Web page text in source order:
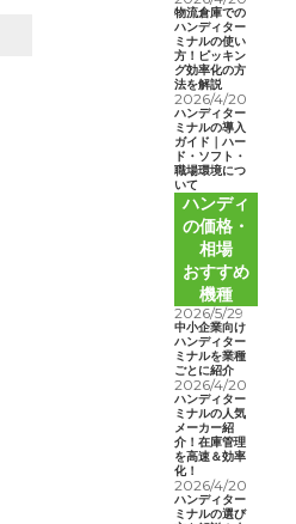
物流倉庫での
ハンディター
ミナルの使い
方！ピッキン
グ効率化の方
法を解説
2026/4/20
ハンディター
ミナルの導入
ガイド｜ハー
ド・ソフト・
職場環境につ
いて
ハンディ
の価格・
相場
おすすめ
機種
2026/5/29
中小企業向け
ハンディター
ミナルを業種
ごとに紹介
2026/4/20
ハンディター
ミナルの人気
メーカー紹
介！在庫管理
を高速＆効率
化！
2026/4/20
ハンディター
ミナルの選び